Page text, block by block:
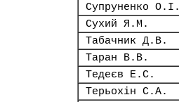
Супруненко О.І.
Сухий Я.М.
Табачник Д.В.
Таран В.В.
Тедеєв Е.С.
Терьохін С.А.